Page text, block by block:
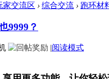
家交流区 › 综合交流 › 跑环材
9999？
|阅读模式